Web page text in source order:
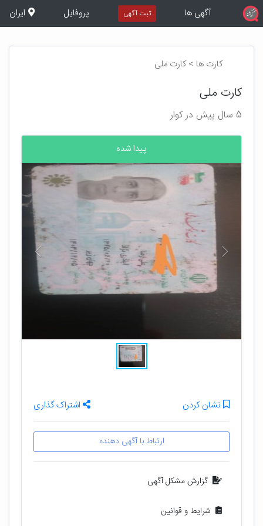
آگهی ها ثبت آگهی پروفایل ایران
کارت ها > کارت ملی
کارت ملی
5 سال پیش در کوار
پیدا شده
قبلی بعدی
نشان کردن اشتراک گذاری
ارتباط با آگهی دهنده
گزارش مشکل آگهی
شرایط و قوانین